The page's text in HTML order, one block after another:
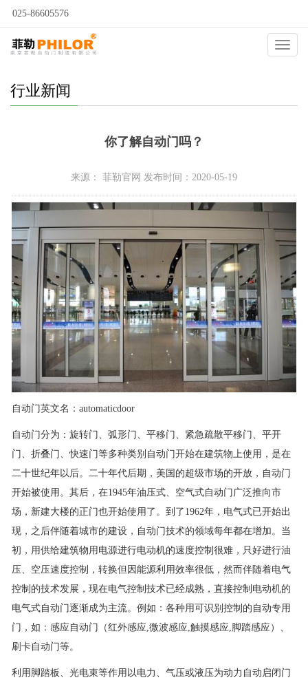
025-86605576
自动门
行业新闻
你了解自动门吗？
来源： 菲勒官网 发布时间：2020-05-19
自动门英文名：automaticdoor
自动门分为：旋转门、弧形门、平移门、紧急疏散平移门、平开
门、折叠门、快速门等多种类别自动门开始在建筑物上使用，是在
二十世纪年以后。二十年代后期，美国的超级市场的开放，自动门
开始被使用。其后，在1945年油压式、空气式自动门广泛推向市
场，新建大楼的正门也开始使用了。到了1962年，电气式已开始出
现，之后伴随着城市的建设，自动门技术的领域每年都在增加。当
初，用供给建筑物用电源进行电动机的速度控制很难，只好进行油
压、空压速度控制，转换但因能源利用效率很低，然而伴随着电气
控制的技术发展，现在电气控制技术已经成熟，直接控制电动机的
电气式自动门逐渐成为主流。例如：各种用可识别控制的自动专用
门，如：感应自动门（红外感应,微波感应,触摸感应,脚踏感应）、
刷卡自动门等。
利用脚踏板、光电束等作用以电力、气压或液压为动力自动启闭门